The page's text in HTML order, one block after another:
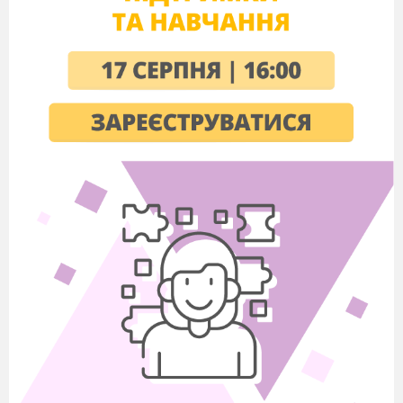
Легенда про Україну
Колись, дуже-дуже давно, роздавав
Господь землі державам. Багато зібралося їх
біля Божого порогу. І кожна держава
сподівалася отримати свою, найкращу часточку
на планеті. А потім усі вони, отримавши, що
хотіли, розходилися господарювати на своїх,
Богом даних, землях. Але до загальної черги
не встигла держава Україна. Важко працювала,
втомилася і, втомлена, ледве прийшла до Бога.
Стала осторонь і не сміє очей підняти. Господь
побачив заквітчану красуню, покликав до Себе
– Ти спізнилася, Україно, поглянь – усі
розійшлися зі своїми наділами. Де ти була?
– Працювала, – опустила очі, з яких